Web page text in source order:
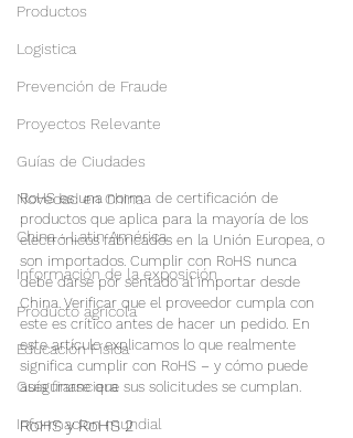
Productos
Logistica
Prevención de Fraude
Proyectos Relevante
Guías de Ciudades
Novedad en China
China - Latin América
Información de la exposición
Producto agrícola
Educación Física
Guía financiera
Informacion mundial
RoHS es una norma de certificación de
productos que aplica para la mayoría de los
electrónicos fabricados en la Unión Europea, o
son importados. Cumplir con RoHS nunca
debe darse por sentado al importar desde
China. Verificar que el proveedor cumpla con
este es crítico antes de hacer un pedido. En
este artículo explicamos lo que realmente
significa cumplir con RoHS – y cómo puede
asegurarse que sus solicitudes se cumplan.
RoHS y RoHS 2